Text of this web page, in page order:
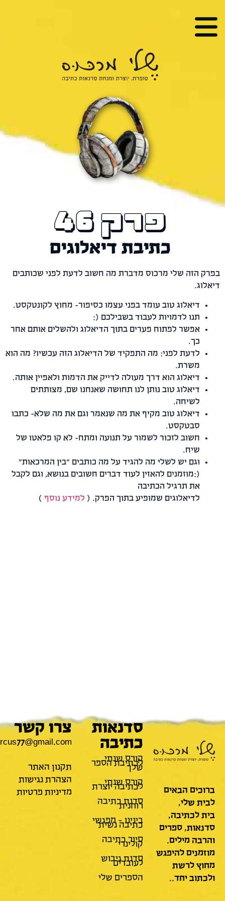
מרכוס
יוצרת ומנחת סדנאות כתיבה
פרק 46
כתיבת דיאלוגים
הזה שלי מרכוס מדברת מה חשוב לדעת לפני שכותבים
דיאלוג טוב עומד בפני עצמו כסיפור- מחוץ לקונטקסט.
תנו לדמויות לעבוד בשבילכם (:
אפשר לפתוח פערים בתוך הדיאלוג ולהשלים אותם אחר
לדעת לפני: מה התפקיד של הדיאלוג הזה עכשיו? מה הוא
משרת.
דיאלוג הוא דרך מעולה לדייק את הדמות ולאפיין אותה.
דיאלוג טוב נותן לנו תחושה שאנחנו שם, מצותתים
לשיחה.
דיאלוג טוב מקיף את מה שנאמר וגם את מה שלא- כתבו
סבטקסט.
חשוב לזכור לשמור על תנועה ומתח- לא קו פלאטו של
וגם יש לשלי מה להגיד על מה כותבים "בין המרכאות"
(:מוזמנים להאזין לעוד דברים חשובים בנושא, וגם לקבל
את תרגיל הכתיבה
לדיאלוגים שמופיע בתוך הפרק. (למידע נוסף)
הבאים
שלי,
לכתיבה,
ספרים
מילים.
להיפגש
לרשת
יחד..
סדנאות
כתיבה
קורס שנתי
לכתיבת הספר
קורס שנתי
לכתיבה יוצרת
סדנת כתיבה
רוחנית
בינינו – מפגשי
כתיבה נשית
סיור כתיבה
קולינרי
סדנת גיבוש
לעובדים
הספרים שלי
צרו קשר
mamarcus77@gmail.com
תקנון האתר
הצהרת נגישות
מדיניות פרטיות